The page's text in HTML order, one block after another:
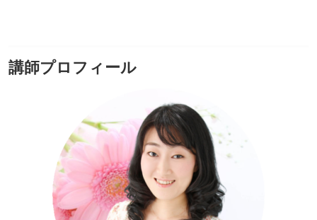
講師プロフィール